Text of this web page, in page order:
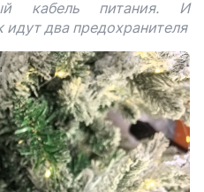
кабель питания. И
идут два предохранителя